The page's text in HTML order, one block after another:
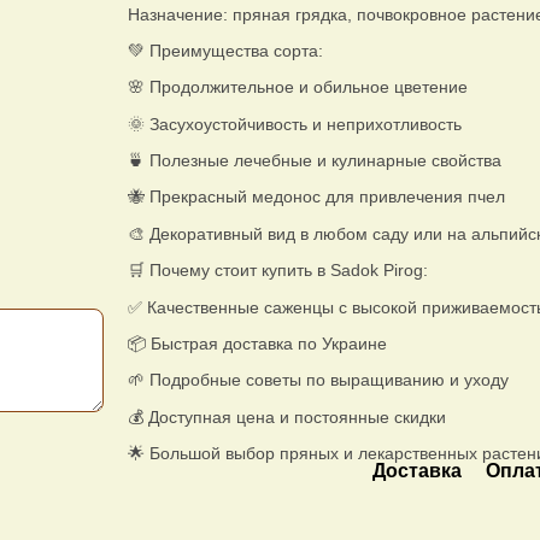
Назначение: пряная грядка, почвокровное
💚 Преимущества сорта:
🌸 Продолжительное и обильное цветение
🌞 Засухоустойчивость и неприхотливость
🍵 Полезные лечебные и кулинарные свойства
🐝 Прекрасный медонос для привлечения пчел
🎨 Декоративный вид в любом саду или на
🛒 Почему стоит купить в Sadok Pirog:
✅ Качественные саженцы с высокой
📦 Быстрая доставка по Украине
🌱 Подробные советы по выращиванию и уходу
💰 Доступная цена и постоянные скидки
🌟 Большой выбор пряных и лекарственных
Доставка